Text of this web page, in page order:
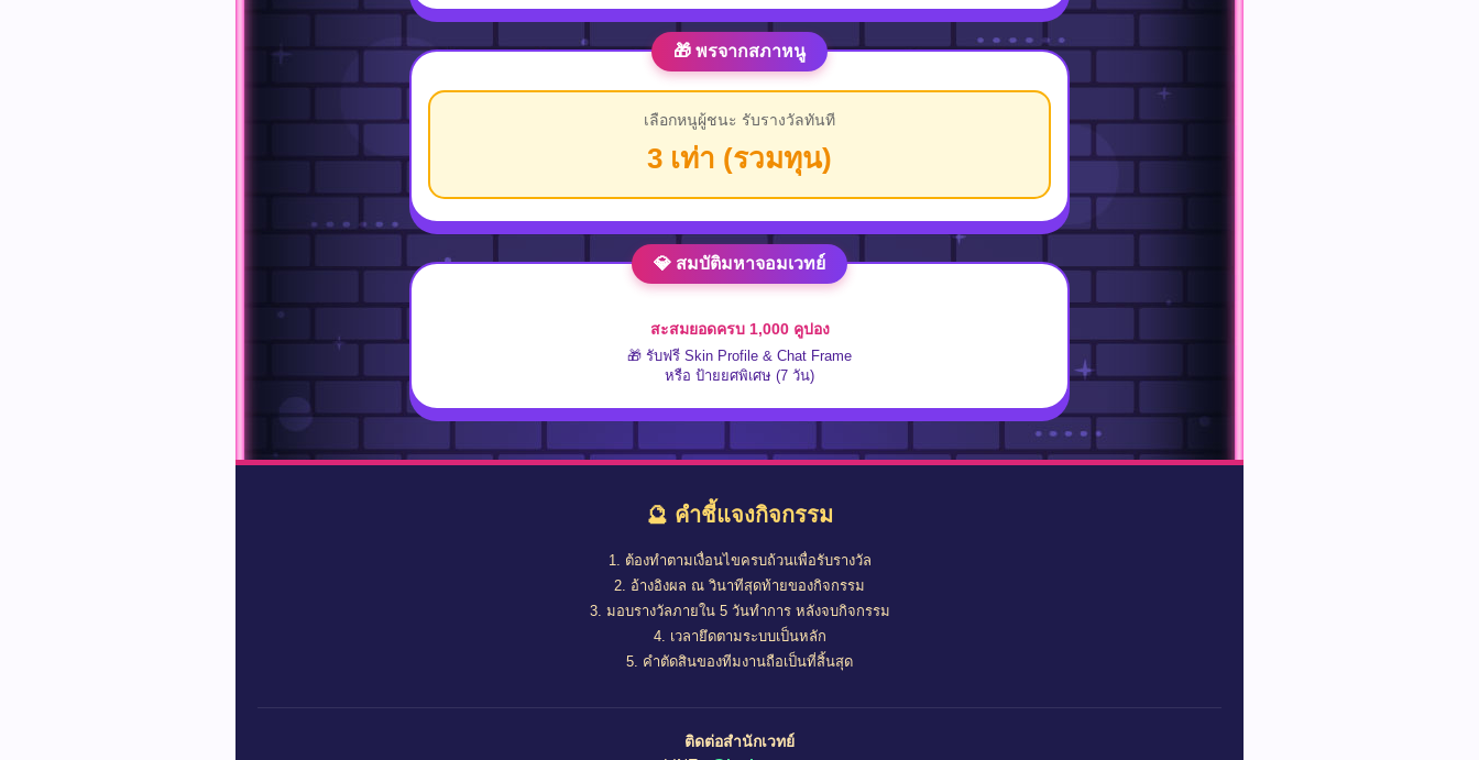
🎁 พรจากสภาหนู
เลือกหนูผู้ชนะ รับรางวัลทันที
3 เท่า (รวมทุน)
💎 สมบัติมหาจอมเวทย์
สะสมยอดครบ 1,000 คูปอง
🎁 รับฟรี Skin Profile & Chat Frame
หรือ ป้ายยศพิเศษ (7 วัน)
🔮 คำชี้แจงกิจกรรม
1. ต้องทำตามเงื่อนไขครบถ้วนเพื่อรับรางวัล
2. อ้างอิงผล ณ วินาทีสุดท้ายของกิจกรรม
3. มอบรางวัลภายใน 5 วันทำการ หลังจบกิจกรรม
4. เวลายึดตามระบบเป็นหลัก
5. คำตัดสินของทีมงานถือเป็นที่สิ้นสุด
ติดต่อสำนักเวทย์